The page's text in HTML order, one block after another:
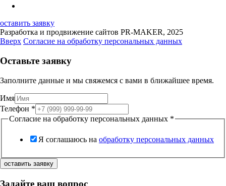
оставить заявку
Разработка и продвижение сайтов PR-MAKER, 2025
Вверх Согласие на обработку персональных данных
Оставьте заявку
Заполните данные и мы свяжемся с вами в ближайшее время.
Имя
Телефон *
Согласие на обработку персональных данных *
Я соглашаюсь на обработку персональных данных
оставить заявку
Задайте ваш вопрос